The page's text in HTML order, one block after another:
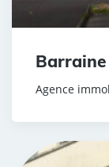
Agence